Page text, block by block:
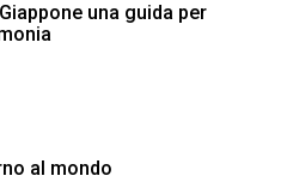
una guida per
al mondo